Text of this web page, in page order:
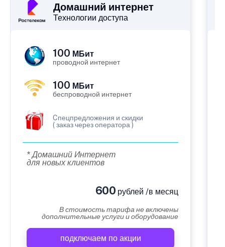
Домашний интернет
Технологии доступа
100 МБит
проводной интернет
100 МБит
беспроводной интернет
Cпецпредложения и скидки
( заказ через оператора )
* Домашний Интернет
для новых клиентов
600 рублей /в месяц
В стоимость тарифа не включены
дополнительные услуги и оборудование
подключаем по акции